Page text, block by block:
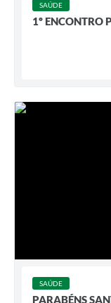
SAÚDE
1º ENCONTRO
SAÚDE
PARABÉNS